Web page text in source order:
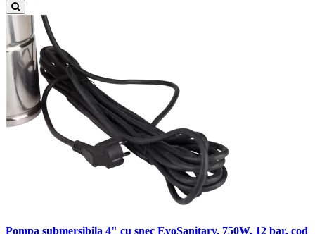
Pompa submersibila 4" cu snec EvoSanitary, 750W, 12 bar, cod